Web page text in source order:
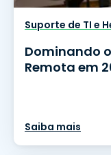
Suporte de TI e
Dominando
Remota em
Saiba mais